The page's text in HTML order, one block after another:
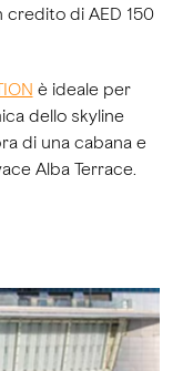
credito di AED 150
è ideale per
dello skyline
di una cabana e
Alba Terrace.